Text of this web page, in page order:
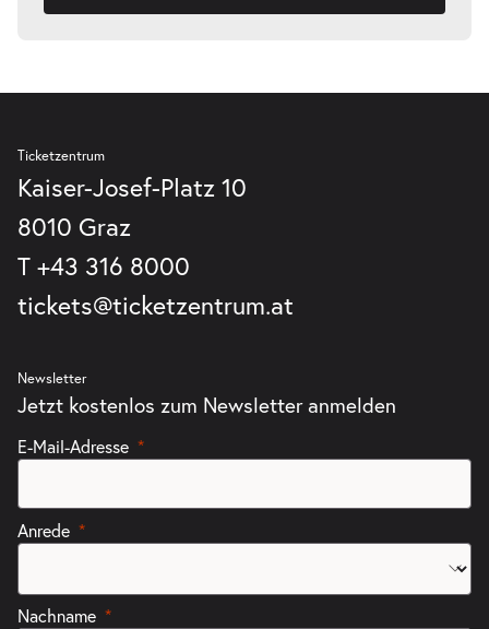
Ticketzentrum
Kaiser-Josef-Platz 10
8010 Graz
T +43 316 8000
tickets@ticketzentrum.at
Newsletter
Jetzt kostenlos zum Newsletter anmelden
E-Mail-Adresse
Anrede
Nachname